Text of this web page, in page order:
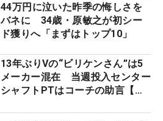
44万円に泣いた昨季の悔しさを
バネに 34歳・原敏之が初シー
ド獲りへ「まずはトップ10」
13年ぶりVの“ビリケンさん”は5
メーカー混在 当週投入センター
シャフトPTはコーチの助言【勝